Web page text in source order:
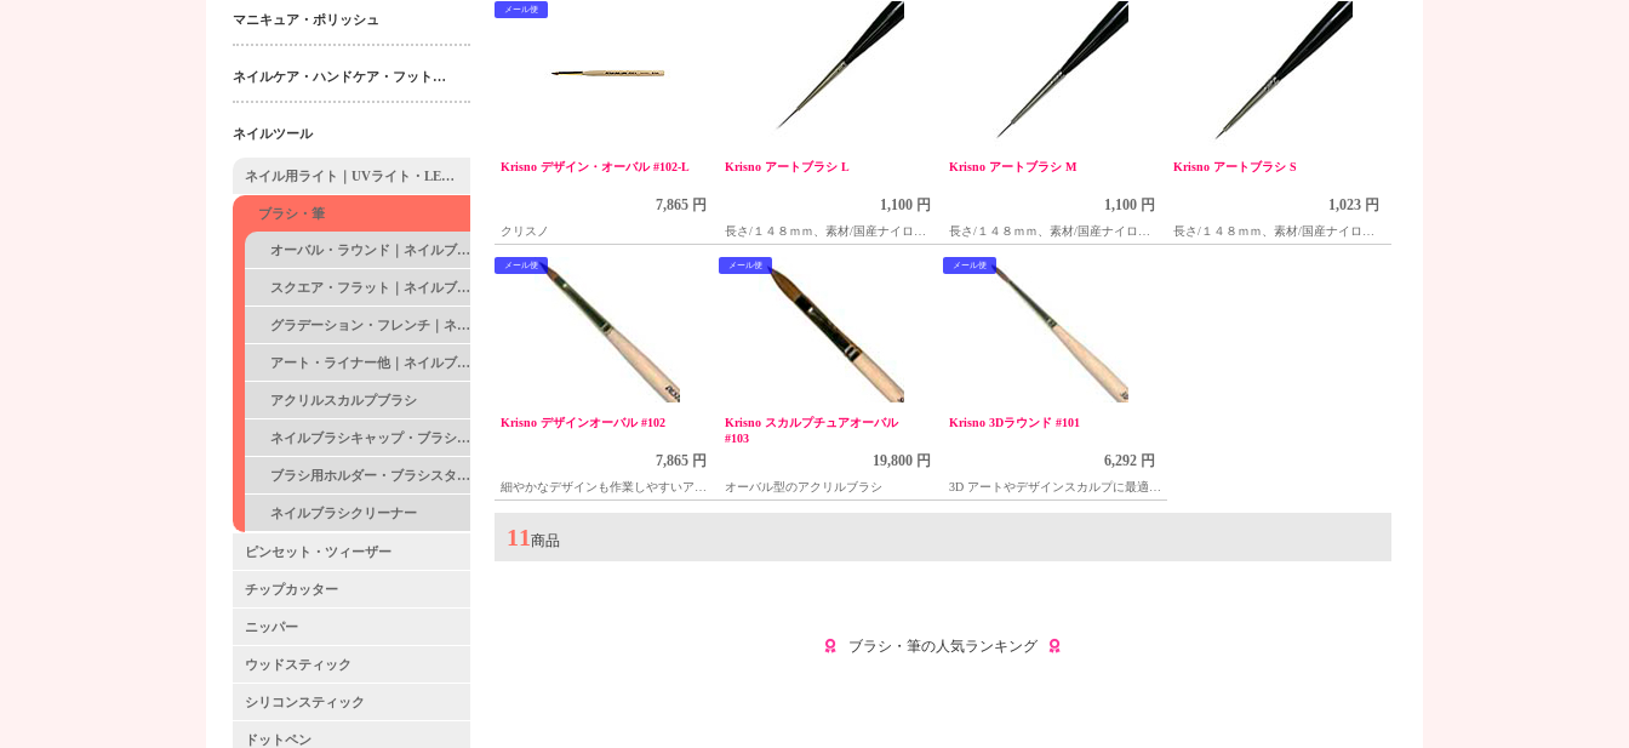
マニキュア・ポリッシュ
ネイルケア・ハンドケア・フットケア・ボディケア
ネイルツール
ネイル用ライト｜UVライト・LEDライト・他
ブラシ・筆
オーバル・ラウンド｜ネイルブラシ・筆
スクエア・フラット｜ネイルブラシ・筆
グラデーション・フレンチ｜ネイルブラシ・筆
アート・ライナー他｜ネイルブラシ・筆
アクリルスカルプブラシ
ネイルブラシキャップ・ブラシリング
ブラシ用ホルダー・ブラシスタンド
ネイルブラシクリーナー
ピンセット・ツィーザー
チップカッター
ニッパー
ウッドスティック
シリコンスティック
ドットペン
メール便
Krisno デザイン・オーバル #102‐L
7,865 円
クリスノ
Krisno アートブラシ L
1,100 円
長さ/１４８ｍｍ、素材/国産ナイロン
毛
Krisno アートブラシ M
1,100 円
長さ/１４８ｍｍ、素材/国産ナイロン
毛
Krisno アートブラシ S
1,023 円
長さ/１４８ｍｍ、素材/国産ナイロン
毛
メール便
Krisno デザインオーバル #102
7,865 円
細やかなデザインも作業しやすいアク
リルブラシ
メール便
Krisno スカルプチュアオーバル
#103
19,800 円
オーバル型のアクリルブラシ
メール便
Krisno 3Dラウンド #101
6,292 円
3D アートやデザインスカルプに最適な
アクリルブラシ
11 商品
ブラシ・筆の人気ランキング